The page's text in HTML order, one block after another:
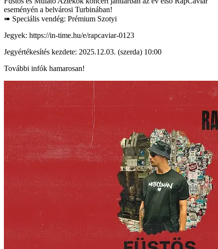
eseményén a belvárosi Turbinában!
➠ Speciális vendég: Prémium Szotyi
Jegyek: https://in-time.hu/e/rapcaviar-0123
Jegyértékesítés kezdete: 2025.12.03. (szerda) 10:00
További infók hamarosan!